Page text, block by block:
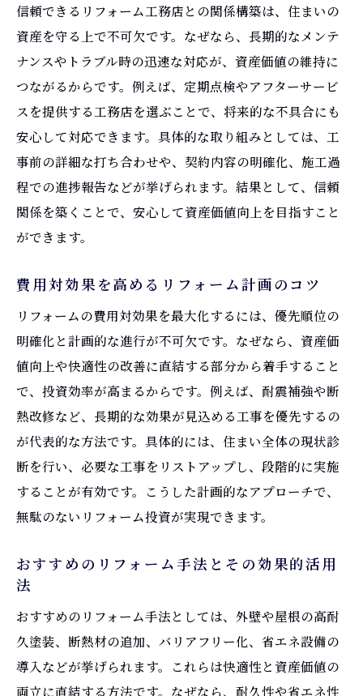
性
住まいの老朽化を防ぐリフォームの意義
地域密着リフォーム会社がもたらす安心感
とは
家族のライフスタイル変化に合うリフォー
ム提案
補助金活用でお得に進める住まいのリフォーム
一宮市リフォーム補助金の基礎知識と活用
法
方法
リフォームの費用負担を減らす申請のコツ
補助金対象となるリフォーム内容と注意点
工務店と連携して補助金を最大限に活用し
よう
地域密着で安心できるリフォーム選びのコツ
地域密着型のリフォーム会社の選び方ガイ
ド
一宮市で信頼できる工務店を見極める方法
口コミや評判からリフォーム会社を比較検
討
徴
リフォーム事例や専門スタッフの技術力を
確認
信頼できるリフォーム工務店との関係構築は、住まいの
資産を守る上で不可欠です。なぜなら、長期的なメンテ
ナンスやトラブル時の迅速な対応が、資産価値の維持に
つながるからです。例えば、定期点検やアフターサービ
スを提供する工務店を選ぶことで、将来的な不具合にも
安心して対応できます。具体的な取り組みとしては、工
事前の詳細な打ち合わせや、契約内容の明確化、施工過
程での進捗報告などが挙げられます。結果として、信頼
関係を築くことで、安心して資産価値向上を目指すこと
ができます。
費用対効果を高めるリフォーム計画のコツ
リフォームの費用対効果を最大化するには、優先順位の
明確化と計画的な進行が不可欠です。なぜなら、資産価
値向上や快適性の改善に直結する部分から着手すること
で、投資効率が高まるからです。例えば、耐震補強や断
熱改修など、長期的な効果が見込める工事を優先するの
が代表的な方法です。具体的には、住まい全体の現状診
断を行い、必要な工事をリストアップし、段階的に実施
することが有効です。こうした計画的なアプローチで、
無駄のないリフォーム投資が実現できます。
おすすめのリフォーム手法とその効果的活用
法
おすすめのリフォーム手法としては、外壁や屋根の高耐
久塗装、断熱材の追加、バリアフリー化、省エネ設備の
導入などが挙げられます。これらは快適性と資産価値の
両立に直結する方法です。なぜなら、耐久性や省エネ性